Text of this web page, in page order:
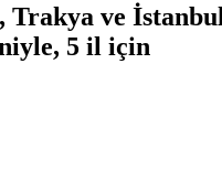
ve
5 il için